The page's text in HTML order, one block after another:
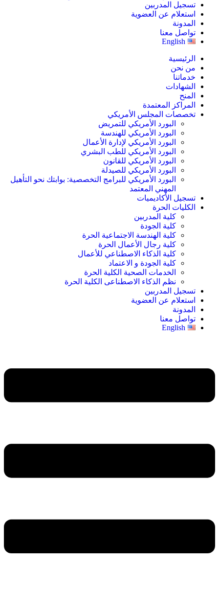
تسجيل المدربين
استعلام عن العضوية
المدونة
تواصل معنا
English
الرئيسية
من نحن
خدماتنا
الشهادات
المنح
المراكز المعتمدة
تخصصات المجلس الأمريكي
البورد الأمريكي للتمريض
البورد الأمريكي للهندسة
البورد الأمريكي لإدارة الأعمال
البورد الأمريكي للطب البشري
البورد الأمريكي للقانون
البورد الأمريكي للصيدلة
البورد الأمريكي للبرامج التخصصية: بوابتك نحو التأهيل
المهني المعتمد
تسجيل الأكاديميات
الكليات الحرة
كلية المدربين
كلية الجودة
كلية الهندسة الاجتماعية الحرة
كلية رجال الأعمال الحرة
كلية الذكاء الاصطناعي للأعمال
كلية الجودة و الاعتماد
الخدمات الصحية الكلية الحرة
نظم الذكاء الاصطناعى الكلية الحرة
تسجيل المدربين
استعلام عن العضوية
المدونة
تواصل معنا
English